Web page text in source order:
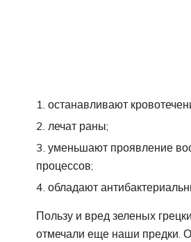
останавливают
лечат раны;
уменьшают проявление
процессов;
обладают
Пользу и вред зеленых
отмечали еще наши предки.